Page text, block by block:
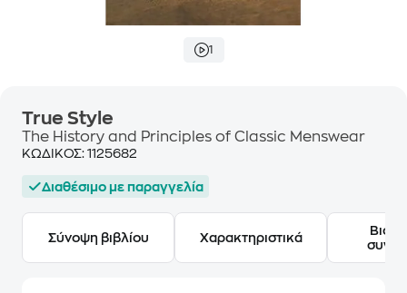
1
True Style
The History and Principles of Classic Menswear
ΚΩΔΙΚΟΣ: 1125682
Διαθέσιμο με παραγγελία
Σύνοψη βιβλίου Χαρακτηριστικά